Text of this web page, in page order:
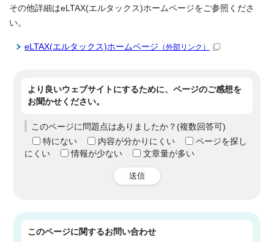
その他詳細はeLTAX(エルタックス)ホームページをご参照くださ
い。
eLTAX(エルタックス)ホームページ （外部リンク）
より良いウェブサイトにするために、ページのご感想を
お聞かせください。
このページに問題点はありましたか？(複数回答可)
特にない
内容が分かりにくい
ページを探し
にくい
情報が少ない 文章量が多い
送信
このページに関するお問い合わせ